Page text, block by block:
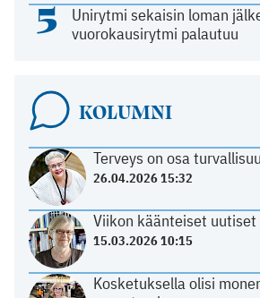
5
Unirytmi sekaisin loman
vuorokausirytmi palautuu
KOLUMNI
Terveys on osa
26.04.2026 15:32
Viikon käänteiset uutiset
15.03.2026 10:15
Kosketuksella olisi